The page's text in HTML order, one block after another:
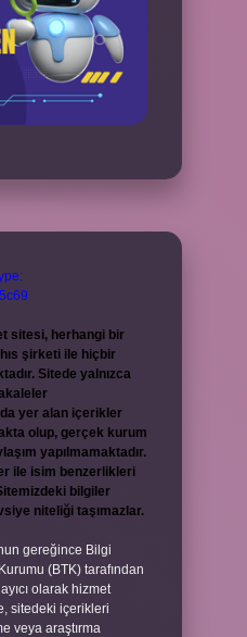
sitesi, herhangi bir
şirketi ile hiçbir
Sitede yalnızca
yer alan içerikler
olup, gerçek kurum
yapılmamaktadır.
ile isim benzerlikleri
bilgiler
niteliği taşımazlar.
gereğince Bilgi
(BTK) tarafından
olarak hizmet
sitedeki içerikleri
veya araştırma